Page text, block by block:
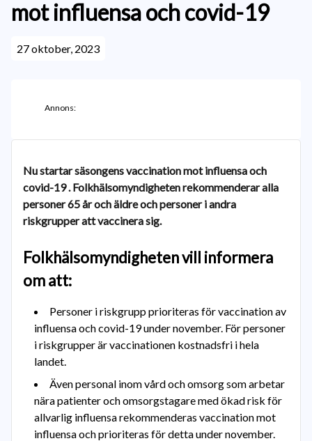
mot influensa och covid-19
27 oktober, 2023
Annons:
Nu startar säsongens vaccination mot influensa och
covid-19 . Folkhälsomyndigheten rekommenderar alla
personer 65 år och äldre och personer i andra
riskgrupper att vaccinera sig.
Folkhälsomyndigheten vill informera
om att:
Personer i riskgrupp prioriteras för vaccination av
influensa och covid-19 under november. För personer
i riskgrupper är vaccinationen kostnadsfri i hela
landet.
Även personal inom vård och omsorg som arbetar
nära patienter och omsorgstagare med ökad risk för
allvarlig influensa rekommenderas vaccination mot
influensa och prioriteras för detta under november.